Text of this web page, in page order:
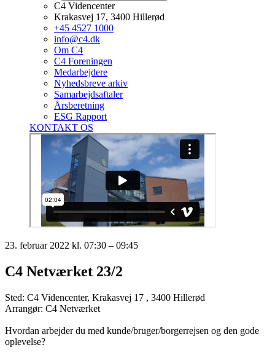
C4 Videncenter
Krakasvej 17, 3400 Hillerød
+45 4527 1000
info@c4.dk
Om C4
C4 Foreningen
Medarbejdere
Nyhedsbreve arkiv
Samarbejdsaftaler
Årsberetning
ESG Rapport
KONTAKT OS
23. februar 2022 kl. 07:30 – 09:45
C4 Netværket 23/2
Sted: C4 Videncenter, Krakasvej 17 , 3400 Hillerød
Arrangør: C4 Netværket
Hvordan arbejder du med kunde/bruger/borgerrejsen og den gode
oplevelse?